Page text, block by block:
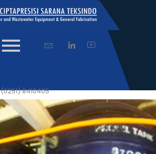
(0251) 8410405